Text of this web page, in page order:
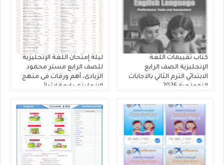
كتاب تقييمات اللغة
الإنجليزية الصف الرابع
الابتدائي الترم الثاني بالاجابات
النموذجية 2026
ليلة إمتحان اللغة الإنجليزية
للصف الرابع مستر محمود
الزيادى، أهم ورقات فى منهج
الانجليزى رابعة ابتدائي